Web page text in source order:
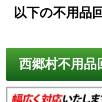
以下の不用品
西郷村不用品